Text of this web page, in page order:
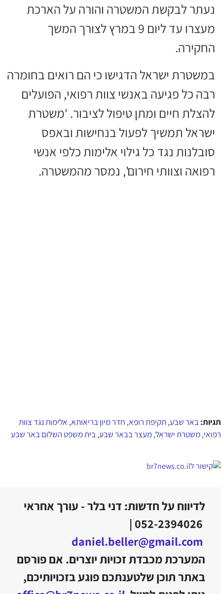
נעתר לבקשת המשטרה והורה על הארכת
מעצרו עד ליום 9 במרץ לצורך המשך
החקירה.
במשטרת ישראל הדגישו כי הם רואים בחומרה
רבה כל פגיעה באנשי צוות רפואי, הפועלים
להצלת חיים ומתן טיפול לציבור. 'משטרת
ישראל תמשיך לפעול בנחישות ובאפס
סובלנות נגד כל גילוי אלימות כלפי אנשי
רפואה וצוותי חירום', נמסר מהמשטרה.
תגיות:באר שבע,תקיפת רופא, חדר מיון בריאותא, אלימות נגד צוות
רפואי,משטרת ישראל,מעצר בבאר שבע,בית משפט השלום באר שבע
לדיווח על חדשות: דני בלר - עורך אחראי
052-2394026 |
daniel.beller@gmail.com
המערכת מכבדת זכויות יוצרים. אם פורסם
באתר תוכן שלטענתכם פוגע בזכויותיכם,